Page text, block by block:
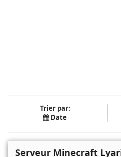
Trier par:
Date
Serveur Minecraft